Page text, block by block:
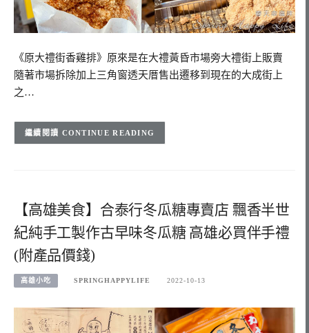
《原大禮街香雞排》原來是在大禮黃昏市場旁大禮街上販賣
隨著市場拆除加上三角窗透天厝售出遷移到現在的大成街上
之…
CONTINUE READING
【高雄美食】合泰行冬瓜糖專賣店 飄香半世
紀純手工製作古早味冬瓜糖 高雄必買伴手禮
(附產品價錢)
高雄小吃 SPRINGHAPPYLIFE 2022-10-13